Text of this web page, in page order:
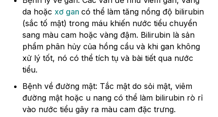
da hoặc xơ gan có thể làm tăng nồng độ bilirubin
(sắc tố mật) trong máu khiến nước tiểu chuyển
sang màu cam hoặc vàng đậm. Bilirubin là sản
phẩm phân hủy của hồng cầu và khi gan không
xử lý tốt, nó có thể tích tụ và bài tiết qua nước
tiểu.
Bệnh về đường mật: Tắc mật do sỏi mật, viêm
đường mật hoặc u nang có thể làm bilirubin rò rỉ
vào nước tiểu gây ra màu cam đặc trưng.